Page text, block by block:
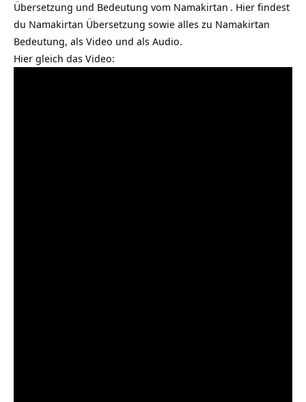
Übersetzung und Bedeutung vom Namakirtan . Hier findest
du Namakirtan Übersetzung sowie alles zu Namakirtan
Bedeutung, als Video und als Audio.
Hier gleich das Video: